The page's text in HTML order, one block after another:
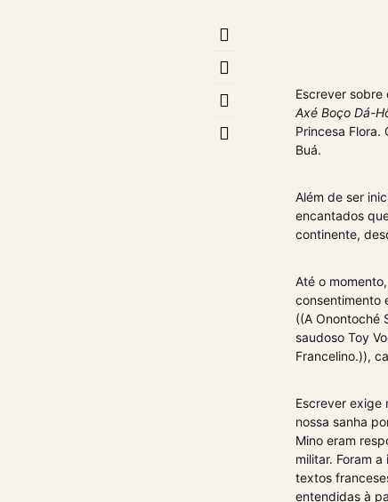
Escrever sobre
Axé Boço Dá-
Princesa
Buá.
Além de ser
encantados
continente,
Até o
consentimento
((A Onontoché
saudoso Toy
Francelino.)),
Escrever exige
nossa sanha
Mino eram
militar. Foram
textos
entendidas à